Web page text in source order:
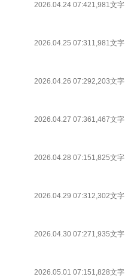
2026.04.24 07:421,981文字
2026.04.25 07:311,981文字
2026.04.26 07:292,203文字
2026.04.27 07:361,467文字
2026.04.28 07:151,825文字
2026.04.29 07:312,302文字
2026.04.30 07:271,935文字
2026.05.01 07:151,828文字